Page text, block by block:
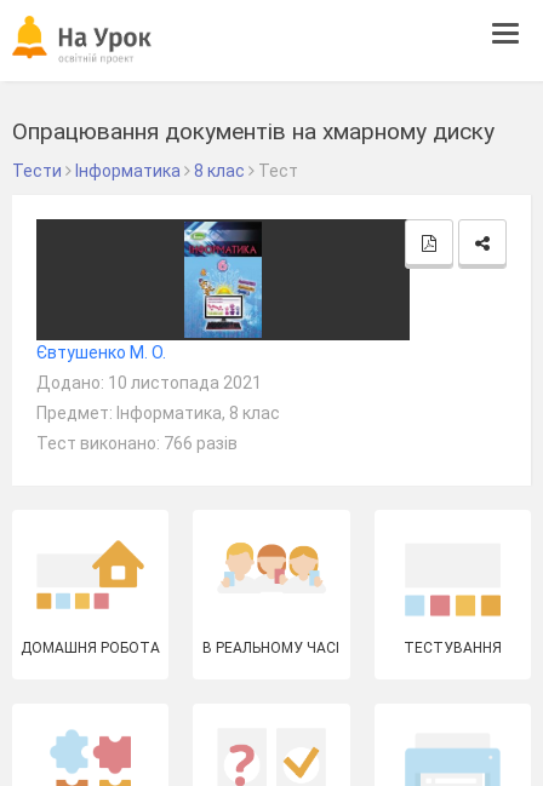
Опрацювання документів на хмарному диску
Тести Інформатика 8 клас Тест
Євтушенко М. О.
Додано: 10 листопада 2021
Предмет: Інформатика, 8 клас
Тест виконано: 766 разів
ДОМАШНЯ РОБОТА В РЕАЛЬНОМУ ЧАСІ ТЕСТУВАННЯ